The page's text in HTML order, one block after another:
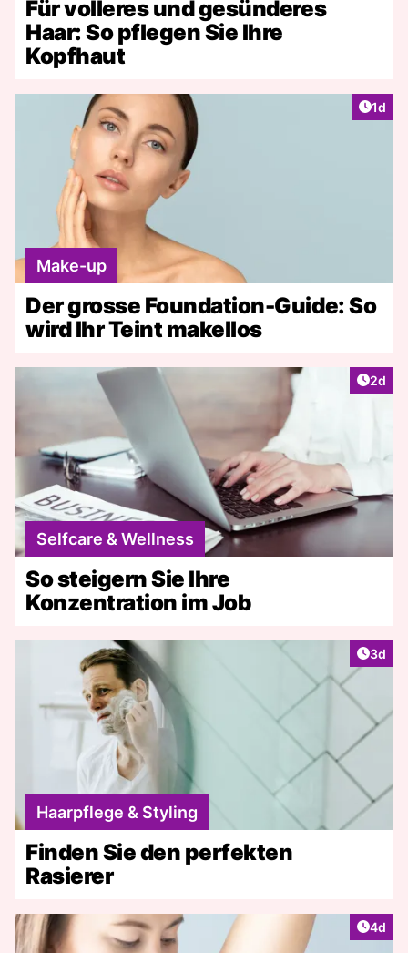
Für volleres und gesünderes
Haar: So pflegen Sie Ihre
Kopfhaut
1d
Make-up
Der grosse Foundation-Guide: So
wird Ihr Teint makellos
2d
Selfcare & Wellness
So steigern Sie Ihre
Konzentration im Job
3d
Haarpflege & Styling
Finden Sie den perfekten
Rasierer
4d